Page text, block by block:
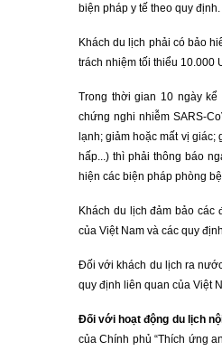
biện pháp y tế theo quy định.
Khách du lịch phải có bảo
trách nhiệm tối thiểu 10.000
Trong thời gian 10 ngày
chứng nghi nhiễm SARS-
lạnh; giảm hoặc mất vị giác;
hấp...) thì phải thông báo
hiện các biện pháp phòng
Khách du lịch đảm bảo các
của Việt Nam và các quy
Đối với khách du lịch ra
quy định liên quan của Việt
Đối với hoạt động du lịch
của Chính phủ “Thích ứng